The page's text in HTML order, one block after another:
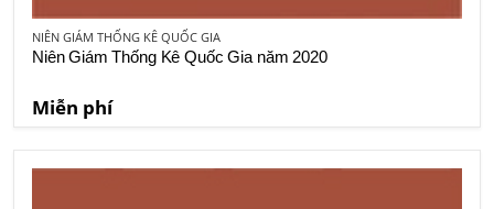
NIÊN GIÁM THỐNG KÊ QUỐC GIA
Niên Giám Thống Kê Quốc Gia năm 2020
Miễn phí